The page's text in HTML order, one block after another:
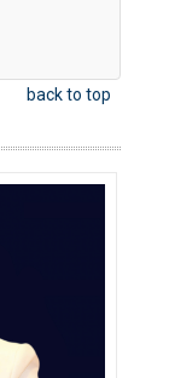
back to top